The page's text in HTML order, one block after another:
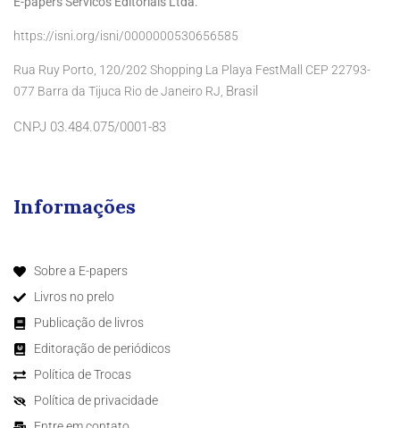
https://isni.org/isni/0000000530656585
Rua Ruy Porto, 120/202 Shopping La Playa FestMall CEP 22793-
077 Barra da Tijuca Rio de Janeiro RJ, Brasil
CNPJ 03.484.075/0001-83
Informações
Sobre a E-papers
Livros no prelo
Publicação de livros
Editoração de periódicos
Política de Trocas
Política de privacidade